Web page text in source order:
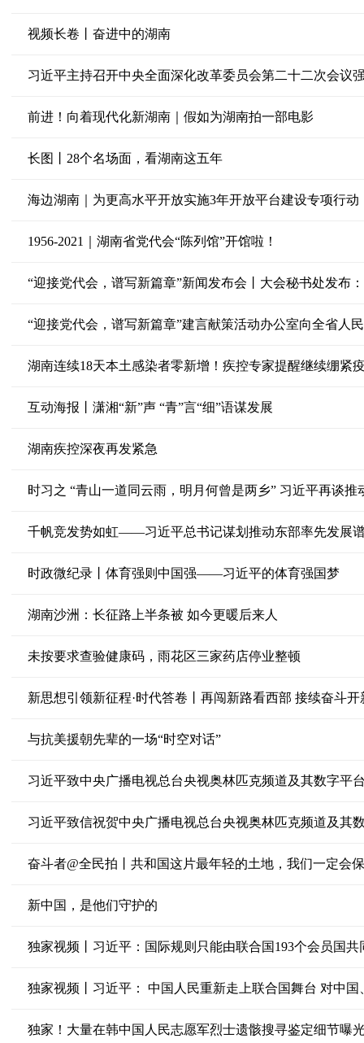
视频长卷丨奋进中的湖南
前进！向着现代化新湖南｜假如为湖南拍一部电影
长图丨28个名场面，看湖南这五年
海边湖南｜为更高水平开放实施3年开放平台建设专项行动
1956-2021｜湖南省党代会“陈列馆”开馆啦！
湖南连续18天本土感染者零新增！疾控专家提醒继续绷紧
互动海报丨潇湘“新”声 “青”言“细”语谋发展
湖南疾控深夜再发紧急
时习之 “青山一道同云雨，明月何曾是两乡” 习近平再谈推
千帆竞发势如虹——习近平总书记谋划推动东部率先发展
时政微纪录丨体育强则中国强——习近平的体育强国梦
湖南沙洲：长征路上半条被 如今更暖后来人
未按要求查验健康码，雨花区三家药店停业整顿
与抗美援朝先辈的一场“时空对话”
习近平致中央广播电视总台央视奥林匹克频道及其数字平
奋斗者@全民拍丨共和国这片最年轻的土地，我们一定会
新中国，是他们守护的
独家视频丨习近平： 中国人民重新走上联合国舞台 对中
独家！大量在韩中国人民志愿军烈士遗骸搜寻鉴定细节曝